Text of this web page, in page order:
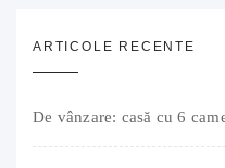
ARTICOLE RECENTE